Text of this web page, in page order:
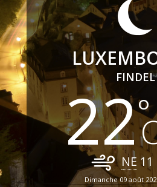
FINDEL
22
NE 11
Dimanche 09 août